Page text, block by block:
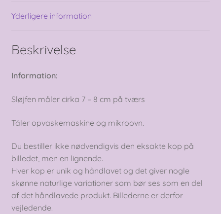
Yderligere information
Beskrivelse
Information:
Sløjfen måler cirka 7 – 8 cm på tværs
Tåler opvaskemaskine og mikroovn.
Du bestiller ikke nødvendigvis den eksakte kop på
billedet, men en lignende.
Hver kop er unik og håndlavet og det giver nogle
skønne naturlige variationer som bør ses som en del
af det håndlavede produkt. Billederne er derfor
vejledende.